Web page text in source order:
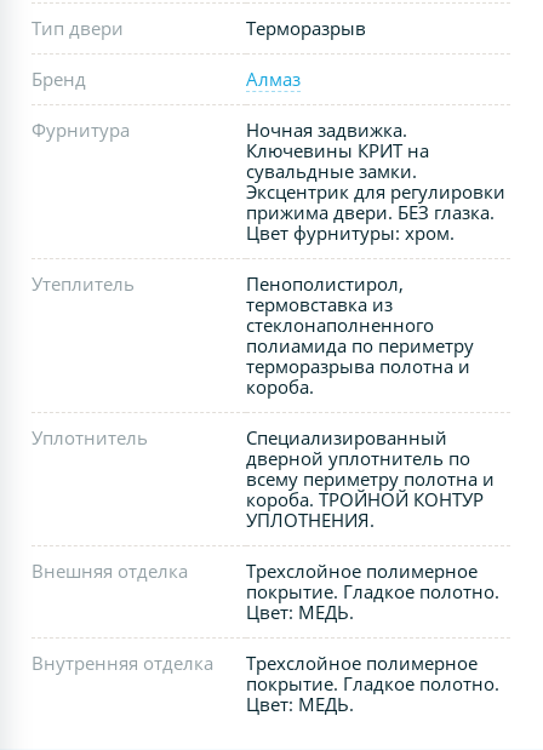
Тип двери Терморазрыв
Бренд Алмаз
Фурнитура
Ночная задвижка.
Ключевины КРИТ на
сувальдные замки.
Эксцентрик для регулировки
прижима двери. БЕЗ глазка.
Цвет фурнитуры: хром.
Утеплитель
Пенополистирол,
термовставка из
стеклонаполненного
полиамида по периметру
терморазрыва полотна и
короба.
Уплотнитель
Специализированный
дверной уплотнитель по
всему периметру полотна и
короба. ТРОЙНОЙ КОНТУР
УПЛОТНЕНИЯ.
Внешняя отделка
Трехслойное полимерное
покрытие. Гладкое полотно.
Цвет: МЕДЬ.
Внутренняя отделка
Трехслойное полимерное
покрытие. Гладкое полотно.
Цвет: МЕДЬ.